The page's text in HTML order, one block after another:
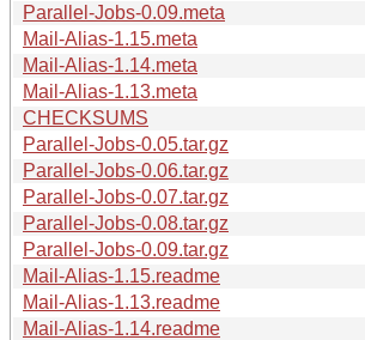
Parallel-Jobs-0.09.meta
Mail-Alias-1.15.meta
Mail-Alias-1.14.meta
Mail-Alias-1.13.meta
CHECKSUMS
Parallel-Jobs-0.05.tar.gz
Parallel-Jobs-0.06.tar.gz
Parallel-Jobs-0.07.tar.gz
Parallel-Jobs-0.08.tar.gz
Parallel-Jobs-0.09.tar.gz
Mail-Alias-1.15.readme
Mail-Alias-1.13.readme
Mail-Alias-1.14.readme